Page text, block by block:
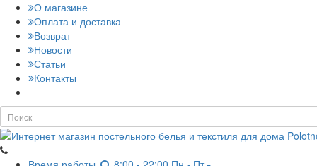
О магазине
Оплата и доставка
Возврат
Новости
Статьи
Контакты